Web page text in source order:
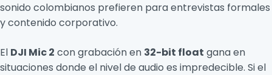
sonido colombianos prefieren para entrevistas formales
y contenido corporativo.
El DJI Mic 2 con grabación en 32-bit float gana en
situaciones donde el nivel de audio es impredecible. Si el